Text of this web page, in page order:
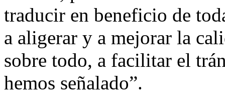
traducir en beneficio de
a aligerar y a mejorar la
sobre todo, a facilitar el
hemos señalado”.